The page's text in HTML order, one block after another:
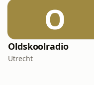
O
Oldskoolradio
Utrecht